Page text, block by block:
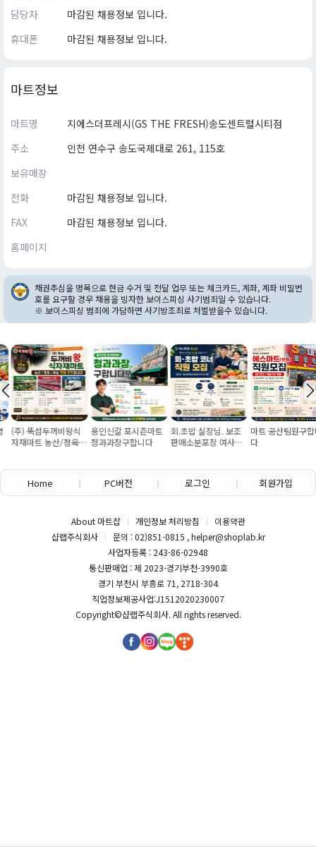
담당자
마감된 채용정보 입니다.
휴대폰
마감된 채용정보 입니다.
마트정보
마트명
지에스더프레시(GS THE FRESH)송도센트럴시티점
주소
인천 연수구 송도국제대로 261, 115호
보유매장
전화
마감된 채용정보 입니다.
FAX
마감된 채용정보 입니다.
홈페이지
채권추심을 명목으로 현금 수거 및 전달 업무 또는 체크카드, 계좌, 계좌 비밀번
호를 요구할 경우 채용을 빙자한 보이스피싱 사기범죄일 수 있습니다.
※ 보이스피싱 범죄에 가담하면 사기방조죄로 처벌받을수 있습니다.
(주) 뚝섬두꺼비왕식
자재마트 농산/졍육/
용인신갈 포시즌마트
청과과장구합니다
회.초밥 실장님. 보조
판매소분포장 여사님
마트 공산팀원구합니
다
Home PC버전 로그인 회원가입
About 마트잡 개인정보 처리방침
이용약관
샵랩주식회사
문의 : 02)851-0815 , helper@shoplab.kr
사업자등록 : 243-86-02948
통신판매업 : 제 2023-경기부천-3990호
경기 부천시 부흥로 71, 2718-304
직업정보제공사업:J1512020230007
Copyright©샵랩주식회사. All rights reserved.